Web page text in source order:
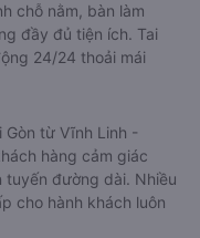
chỗ nằm, bàn làm
đầy đủ tiện ích. Tai
24/24 thoải mái
từ Vĩnh Linh -
hàng cảm giác
đường dài. Nhiều
cho hành khách luôn